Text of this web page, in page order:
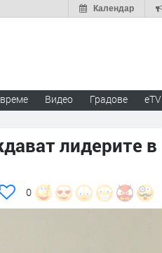
Календар
Видео Градове eTV
лидерите в
0